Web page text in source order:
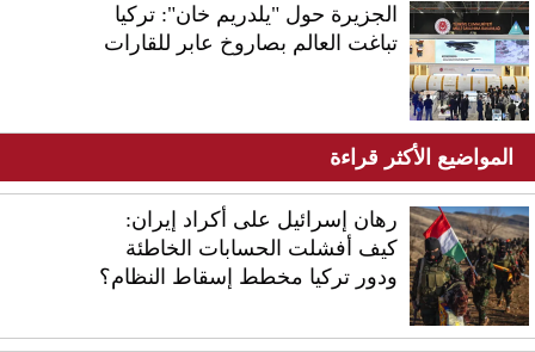
الجزيرة حول "يلدريم خان": تركيا
تباغت العالم بصاروخ عابر للقارات
المواضيع الأكثر قراءة
رهان إسرائيل على أكراد إيران:
كيف أفشلت الحسابات الخاطئة
ودور تركيا مخطط إسقاط النظام؟